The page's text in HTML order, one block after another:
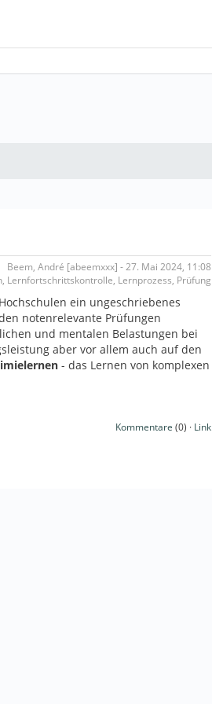
Beem, André [abeemxxx] - 27. Mai 2024, 11:08
Lernfortschrittskontrolle, Lernprozess, Prüfung
ein ungeschriebenes
notenrelevante Prüfungen
und mentalen Belastungen bei
aber vor allem auch auf den
- das Lernen von komplexen
Kommentare (0) · Link